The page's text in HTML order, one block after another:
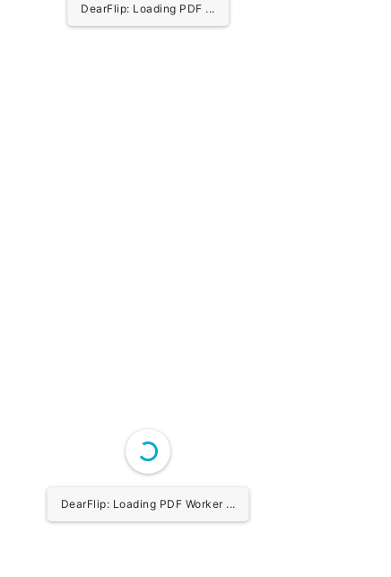
DearFlip: Loading PDF ...
DearFlip: Loading PDF 100% ...